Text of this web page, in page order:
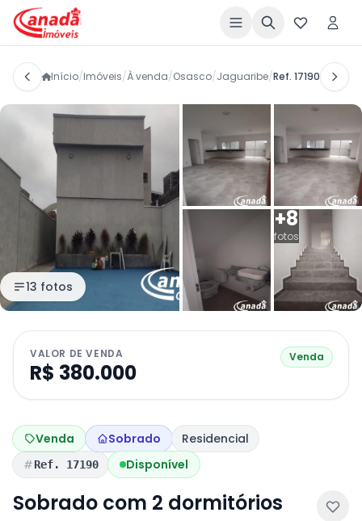
Início/Imóveis/À venda/Osasco/Jaguaribe/Ref. 17190
+8
fotos
13 fotos
VALOR DE VENDA
R$ 380.000
Venda
Venda Sobrado Residencial
Ref. 17190 Disponível
Sobrado com 2 dormitórios